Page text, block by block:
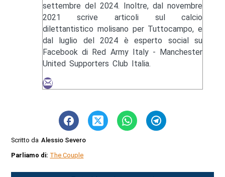
settembre del 2024. Inoltre, dal novembre
2021 scrive articoli sul calcio
dilettantistico molisano per Tuttocampo, e
dal luglio del 2024 è esperto social su
Facebook di Red Army Italy - Manchester
United Supporters Club Italia.
Scritto da Alessio Severo
Parliamo di: The Couple